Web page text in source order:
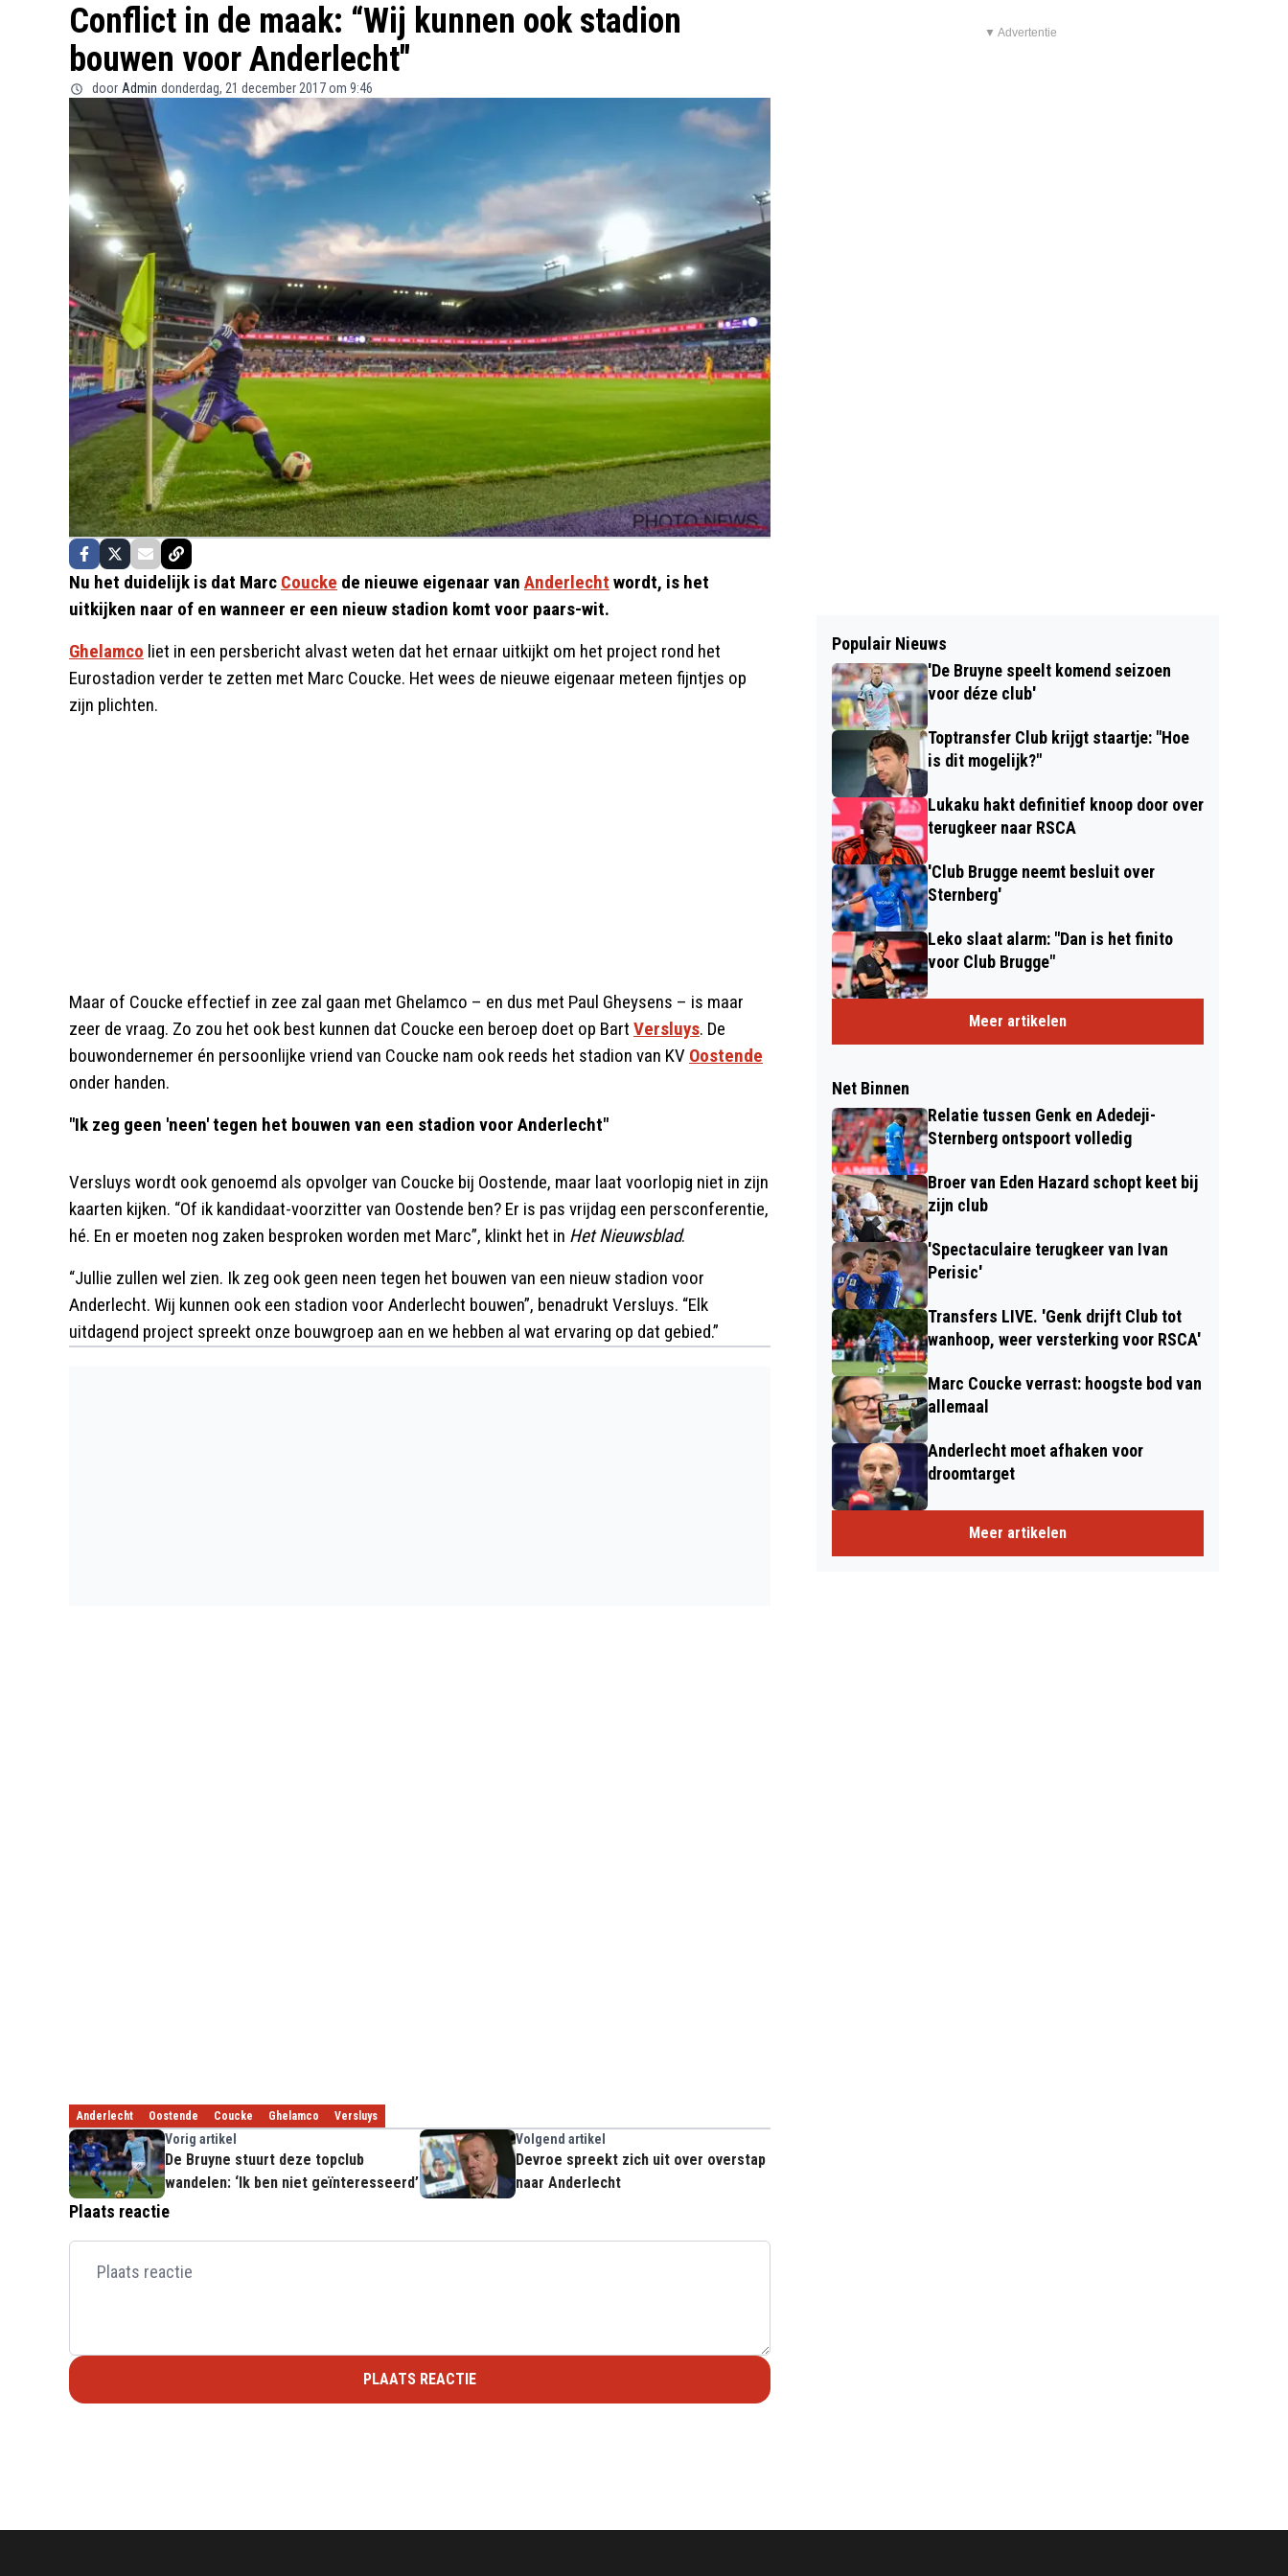
Conflict in de maak: “Wij kunnen ook stadion
bouwen voor Anderlecht"
door Admin donderdag, 21 december 2017 om 9:46
Nu het duidelijk is dat Marc Coucke de nieuwe eigenaar van Anderlecht wordt, is het
uitkijken naar of en wanneer er een nieuw stadion komt voor paars-wit.
Ghelamco liet in een persbericht alvast weten dat het ernaar uitkijkt om het project rond het
Eurostadion verder te zetten met Marc Coucke. Het wees de nieuwe eigenaar meteen fijntjes op
zijn plichten.
Maar of Coucke effectief in zee zal gaan met Ghelamco – en dus met Paul Gheysens – is maar
zeer de vraag. Zo zou het ook best kunnen dat Coucke een beroep doet op Bart Versluys. De
bouwondernemer én persoonlijke vriend van Coucke nam ook reeds het stadion van KV Oostende
onder handen.
"Ik zeg geen 'neen' tegen het bouwen van een stadion voor Anderlecht"
Versluys wordt ook genoemd als opvolger van Coucke bij Oostende, maar laat voorlopig niet in zijn
kaarten kijken. “Of ik kandidaat-voorzitter van Oostende ben? Er is pas vrijdag een persconferentie,
hé. En er moeten nog zaken besproken worden met Marc”, klinkt het in Het Nieuwsblad.
“Jullie zullen wel zien. Ik zeg ook geen neen tegen het bouwen van een nieuw stadion voor
Anderlecht. Wij kunnen ook een stadion voor Anderlecht bouwen”, benadrukt Versluys. “Elk
uitdagend project spreekt onze bouwgroep aan en we hebben al wat ervaring op dat gebied.”
Anderlecht Oostende Coucke Ghelamco Versluys
Vorig artikel
De Bruyne stuurt deze topclub
wandelen: ‘Ik ben niet geïnteresseerd’
Volgend artikel
Devroe spreekt zich uit over overstap
naar Anderlecht
Plaats reactie
PLAATS REACTIE
▼ Advertentie
Populair Nieuws
'De Bruyne speelt komend seizoen
voor déze club'
Toptransfer Club krijgt staartje: "Hoe
is dit mogelijk?"
Lukaku hakt definitief knoop door over
terugkeer naar RSCA
'Club Brugge neemt besluit over
Sternberg'
Leko slaat alarm: "Dan is het finito
voor Club Brugge"
Meer artikelen
Net Binnen
Relatie tussen Genk en Adedeji-
Sternberg ontspoort volledig
Broer van Eden Hazard schopt keet bij
zijn club
'Spectaculaire terugkeer van Ivan
Perisic'
Transfers LIVE. 'Genk drijft Club tot
wanhoop, weer versterking voor RSCA'
Marc Coucke verrast: hoogste bod van
allemaal
Anderlecht moet afhaken voor
droomtarget
Meer artikelen